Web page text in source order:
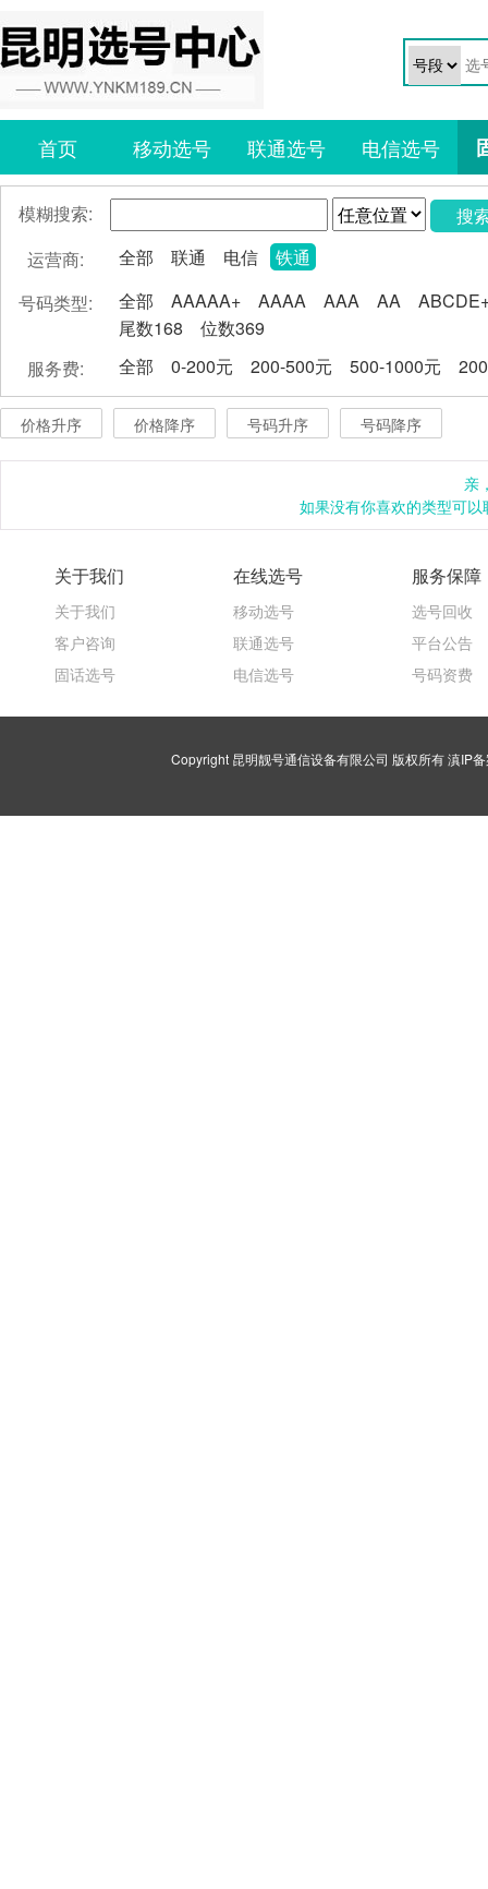
首页 移动选号 联通选号 电信选号
模糊搜索:
搜
运营商:
全部 联通 电信
铁通
号码类型:
全部 AAAAA+ AAAA AAA AA
尾数168
位数369
服务费:
全部 0-200元 200-500元 500-1000元
价格升序 价格降序 号码升序 号码降序
亲
如果没有你喜欢的类型可
关于我们
关于我们
客户咨询
固话选号
在线选号
移动选号
联通选号
电信选号
服务保障
选号回收
平台公告
号码资费
Copyright 昆明靓号通信设备有限公司 版权所有滇IP